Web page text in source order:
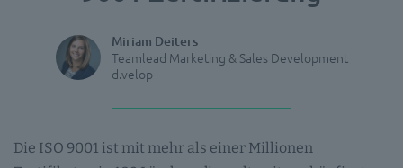
Miriam Deiters
Teamlead Marketing & Sales Development
d.velop
Die ISO 9001 ist mit mehr als einer Millionen